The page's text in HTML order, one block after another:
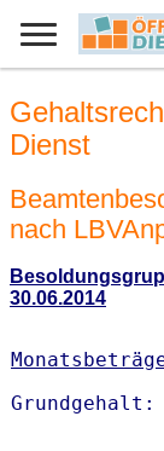
Dienst
nach
30.06.2014